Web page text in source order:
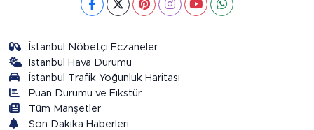
İstanbul Nöbetçi Eczaneler
İstanbul Hava Durumu
İstanbul Trafik Yoğunluk Haritası
Puan Durumu ve Fikstür
Tüm Manşetler
Son Dakika Haberleri